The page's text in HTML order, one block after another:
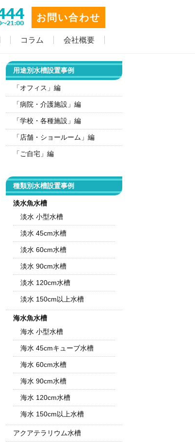
お問い合わせ
コラム 会社概要
用途別水槽設置事例
「オフィス」編
「病院・介護施設」編
「学校・各種施設」編
「店舗・ショールーム」編
「ご自宅」編
種類別水槽設置事例
淡水魚水槽
淡水 小型水槽
淡水 45cm水槽
淡水 60cm水槽
淡水 90cm水槽
淡水 120cm水槽
淡水 150cm以上水槽
海水魚水槽
海水 小型水槽
海水 45cmキューブ水槽
海水 60cm水槽
海水 90cm水槽
海水 120cm水槽
海水 150cm以上水槽
アクアテラリウム水槽